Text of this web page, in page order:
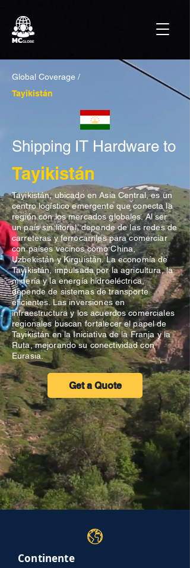
Global Coverage /
Tayikistán
Shipping IT Hardware to
Tayikistán
Tayikistán, ubicado en Asia Central, es un
centro logístico emergente que conecta la
región con los mercados globales. Al ser
un país sin litoral, depende de las redes de
carreteras y ferrocarriles para comerciar
con países vecinos como China,
Uzbekistán y Kirguistán. La economía de
Tayikistán, impulsada por la agricultura, la
minería y la energía hidroeléctrica,
depende de sistemas de transporte
eficientes. Las inversiones en
infraestructura y los acuerdos comerciales
regionales buscan fortalecer el papel de
Tayikistán en la Iniciativa de la Franja y la
Ruta, mejorando su conectividad con
Eurasia.
Get a Quote
Continente